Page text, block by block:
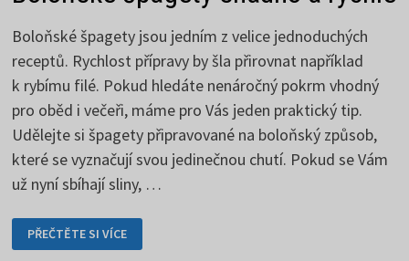
Boloňské špagety jsou jedním z velice jednoduchých
receptů. Rychlost přípravy by šla přirovnat například
k rybímu filé. Pokud hledáte nenáročný pokrm vhodný
pro oběd i večeři, máme pro Vás jeden praktický tip.
Udělejte si špagety připravované na boloňský způsob,
které se vyznačují svou jedinečnou chutí. Pokud se Vám
už nyní sbíhají sliny, …
BOLOŇSKÉ
ŠPAGETY
SNADNO
PŘEČTĚTE SI VÍCE